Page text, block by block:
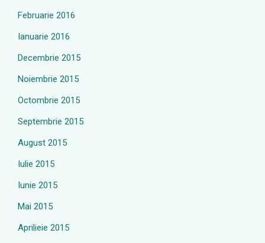
Februarie 2016
Ianuarie 2016
Decembrie 2015
Noiembrie 2015
Octombrie 2015
Septembrie 2015
August 2015
Iulie 2015
Iunie 2015
Mai 2015
Aprilieie 2015